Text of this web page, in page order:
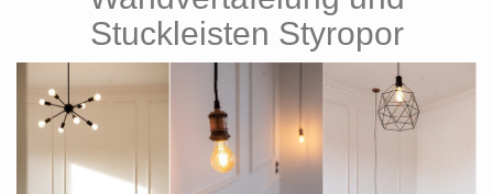
Stuckleisten Styropor